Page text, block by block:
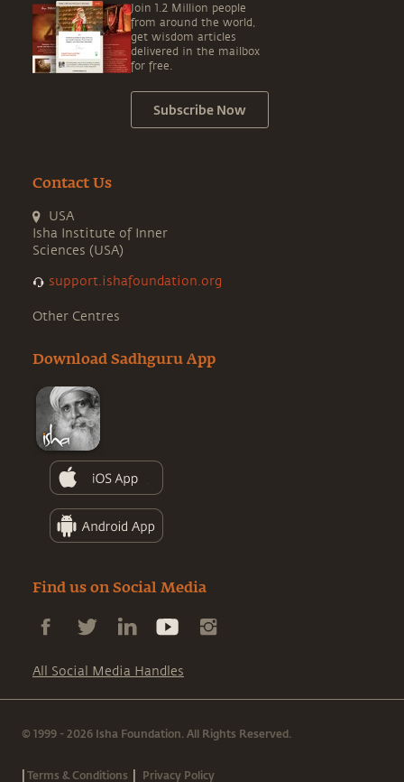
Join 1.2 Million people
from around the world,
get wisdom articles
delivered in the mailbox
for free.
Subscribe Now
Contact Us
USA
Isha Institute of Inner
Sciences (USA)
support.ishafoundation.org
Other Centres
Download Sadhguru App
Find us on Social Media
All Social Media Handles
© 1999 - 2026 Isha Foundation. All Rights Reserved.
|Terms & Conditions | Privacy Policy